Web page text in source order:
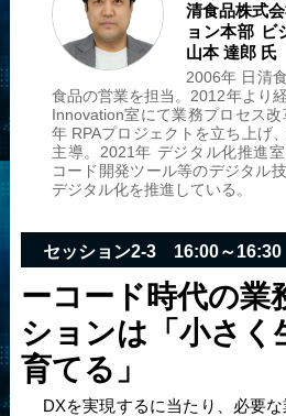
清食品株式
ョン本部 ビ
山本 達郎 氏
2006年 日清
食品の営業を担当。2012年より
Innovation室にて業務プロセス
年 RPAプロジェクトを立ち上げ
主導。2021年 デジタル化推進
コード開発ツール等のデジタル
デジタル化を推進している。
セッション2-3 16:00～16:30
ーコード時代の業
ションは「小さく
育てる」
DXを実現するに当たり、必要